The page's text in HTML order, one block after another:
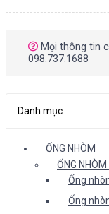
Mọi thông tin
098.737.1688
Danh mục
ỐNG NHÒM
ỐNG
Ống
Ống